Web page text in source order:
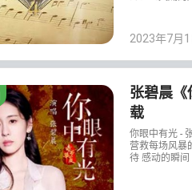
2023年7月1
张碧晨
载
你眼中有光 -
营救每场风暴
待 感动的瞬间